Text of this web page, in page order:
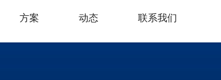
方案 动态 联系我们